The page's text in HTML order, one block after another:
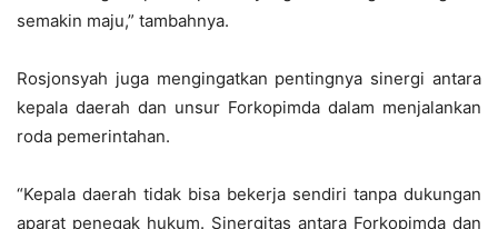
semakin maju,” tambahnya.
Rosjonsyah juga mengingatkan pentingnya sinergi antara
kepala daerah dan unsur Forkopimda dalam menjalankan
roda pemerintahan.
“Kepala daerah tidak bisa bekerja sendiri tanpa dukungan
aparat penegak hukum. Sinergitas antara Forkopimda dan